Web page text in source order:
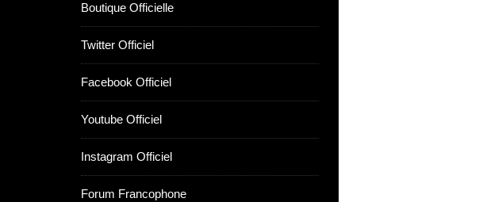
Boutique Officielle
Twitter Officiel
Facebook Officiel
Youtube Officiel
Instagram Officiel
Forum Francophone